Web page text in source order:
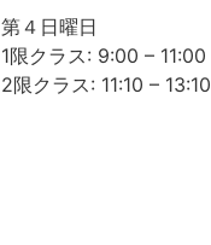
第４日曜日
1限クラス: 9:00 – 11:00
2限クラス: 11:10 – 13:10